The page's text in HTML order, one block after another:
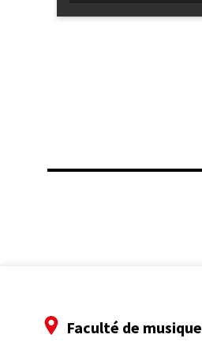
Faculté de musique